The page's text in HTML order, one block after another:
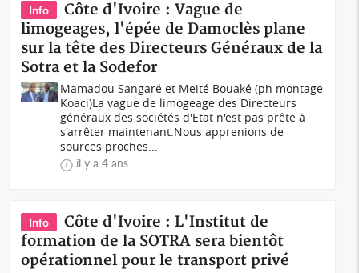
Info
Côte d'Ivoire : Vague de
limogeages, l'épée de Damoclès plane
sur la tête des Directeurs Généraux de la
Sotra et la Sodefor
Mamadou Sangaré et Meité Bouaké (ph montage
Koaci)La vague de limogeage des Directeurs
généraux des sociétés d'Etat n'est pas prête à
s'arrêter maintenant.Nous apprenions de
sources proches...
il y a 4 ans
Info
Côte d'Ivoire : L'Institut de
formation de la SOTRA sera bientôt
opérationnel pour le transport privé